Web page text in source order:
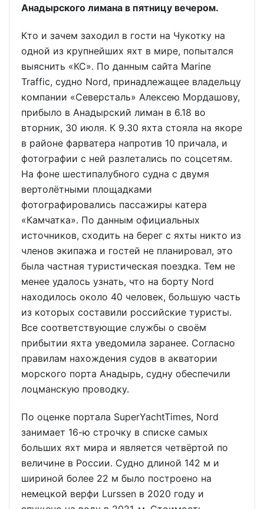
Анадырского лимана в пятницу вечером.
Кто и зачем заходил в гости на Чукотку на
одной из крупнейших яхт в мире, попытался
выяснить «КС». По данным сайта Marine
Traffic, судно Nord, принадлежащее владельцу
компании «Северсталь» Алексею Мордашову,
прибыло в Анадырский лиман в 6.18 во
вторник, 30 июля. К 9.30 яхта стояла на якоре
в районе фарватера напротив 10 причала, и
фотографии с ней разлетались по соцсетям.
На фоне шестипалубного судна с двумя
вертолётными площадками
фотографировались пассажиры катера
«Камчатка». По данным официальных
источников, сходить на берег с яхты никто из
членов экипажа и гостей не планировал, это
была частная туристическая поездка. Тем не
менее удалось узнать, что на борту Nord
находилось около 40 человек, большую часть
из которых составили российские туристы.
Все соответствующие службы о своём
прибытии яхта уведомила заранее. Согласно
правилам нахождения судов в акватории
морского порта Анадырь, судну обеспечили
лоцманскую проводку.
По оценке портала SuperYachtTimes, Nord
занимает 16-ю строчку в списке самых
больших яхт мира и является четвёртой по
величине в России. Судно длиной 142 м и
шириной более 22 м было построено на
немецкой верфи Lurssen в 2020 году и